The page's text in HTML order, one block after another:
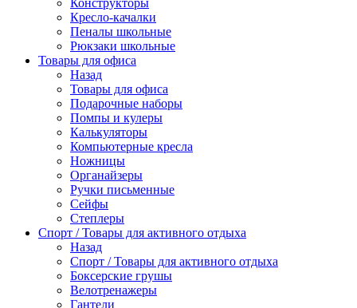
Конструкторы
Кресло-качалки
Пеналы школьные
Рюкзаки школьные
Товары для офиса
Назад
Товары для офиса
Подарочные наборы
Помпы и кулеры
Калькуляторы
Компьютерные кресла
Ножницы
Органайзеры
Ручки письменные
Сейфы
Степлеры
Спорт / Товары для активного отдыха
Назад
Спорт / Товары для активного отдыха
Боксерские грушы
Велотренажеры
Гантели